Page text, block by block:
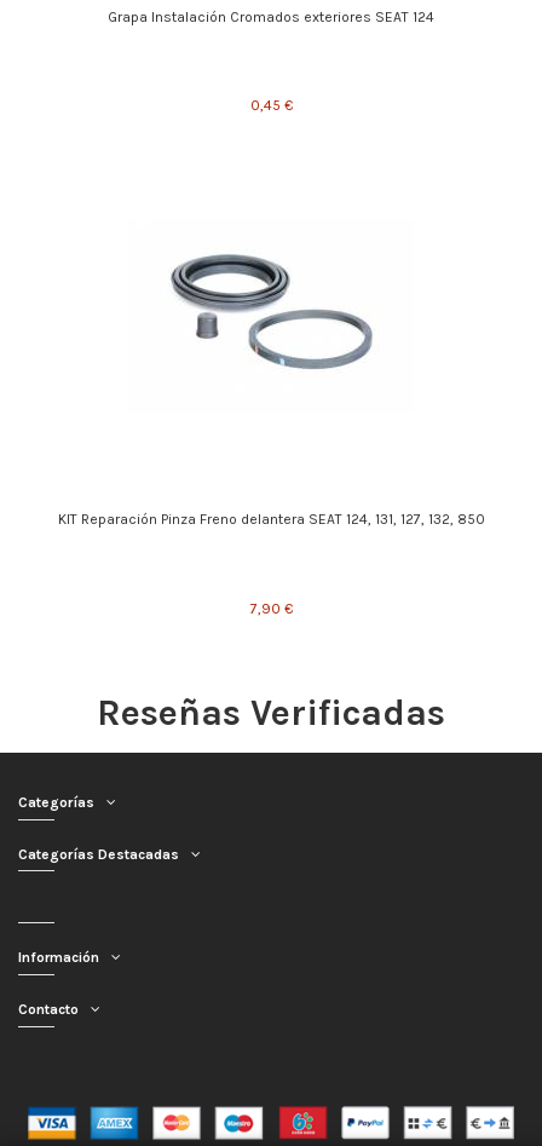
Grapa Instalación Cromados exteriores SEAT 124
0,45 €
KIT Reparación Pinza Freno delantera SEAT 124, 131, 127, 132, 850
7,90 €
Reseñas Verificadas
Categorías
Categorías Destacadas
Información
Contacto